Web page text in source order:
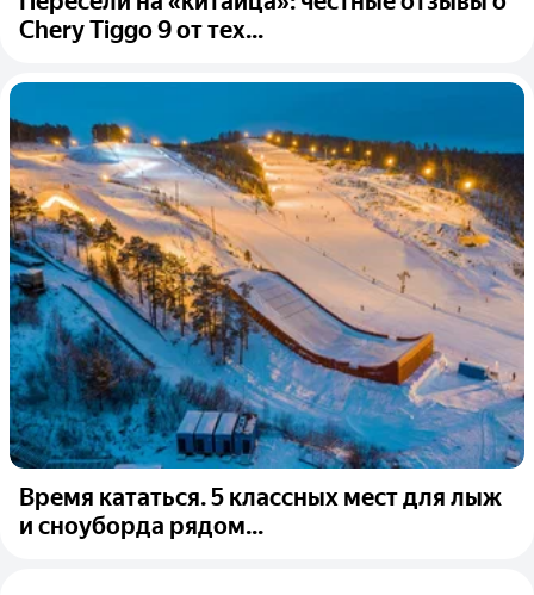
Chery Tiggo 9 от тех...
Время кататься. 5 классных мест для лыж
и сноуборда рядом...